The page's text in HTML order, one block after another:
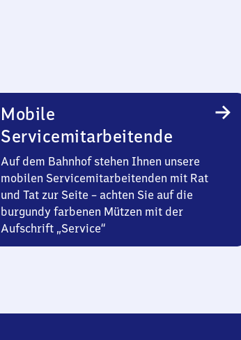
Mobile
Servicemitarbeitende
Auf dem Bahnhof stehen Ihnen unsere
mobilen Servicemitarbeitenden mit Rat
und Tat zur Seite – achten Sie auf die
burgundy farbenen Mützen mit der
Aufschrift „Service“